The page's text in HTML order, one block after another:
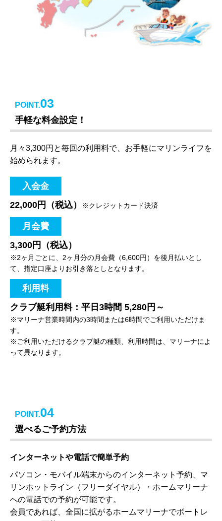
POINT.03
手軽な料金設定！
月々3,300円と毎回の利用料で、お手軽にマリンライフを
始められます。
入会金
22,000円（税込）
※クレジットカード決済
月会費
3,300円（税込）
※2ヶ月ごとに、2ヶ月分の月会費（6,600円）を後月払いとし
て、指定口座よりお引き落としとなります。
利用料
クラブ艇利用料：平日3時間 5,280円～
※マリーナ営業時間内の3時間または6時間でご利用いただけま
す。
※ご利用いただけるクラブ艇の種類、利用時間は、マリーナによ
って異なります。
POINT.04
選べるご予約方法
インターネットや電話で簡単予約
パソコン・モバイル端末からのインターネット予約、マ
リンホットライン（フリーダイヤル）・ホームマリーナ
への電話での予約が可能です。
会員であれば、全国に拡がるホームマリーナでボートレ